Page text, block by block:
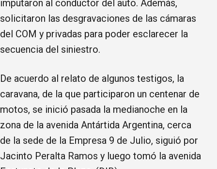
imputaron al conductor del auto. Además,
solicitaron las desgravaciones de las cámaras
del COM y privadas para poder esclarecer la
secuencia del siniestro.
De acuerdo al relato de algunos testigos, la
caravana, de la que participaron un centenar de
motos, se inició pasada la medianoche en la
zona de la avenida Antártida Argentina, cerca
de la sede de la Empresa 9 de Julio, siguió por
Jacinto Peralta Ramos y luego tomó la avenida